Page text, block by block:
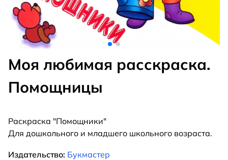
Моя любимая расскраска.
Помощницы
Раскраска "Помощники"
Для дошкольного и младшего школьного возраста.
Издательство: Букмастер